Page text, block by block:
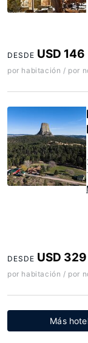
DESDE USD 146
por habitación / por
DESDE USD 329
por habitación / por
Más